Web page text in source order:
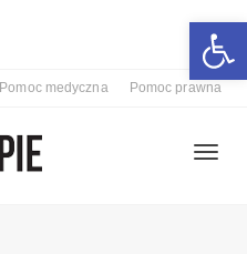
Pomoc medyczna Pomoc prawna